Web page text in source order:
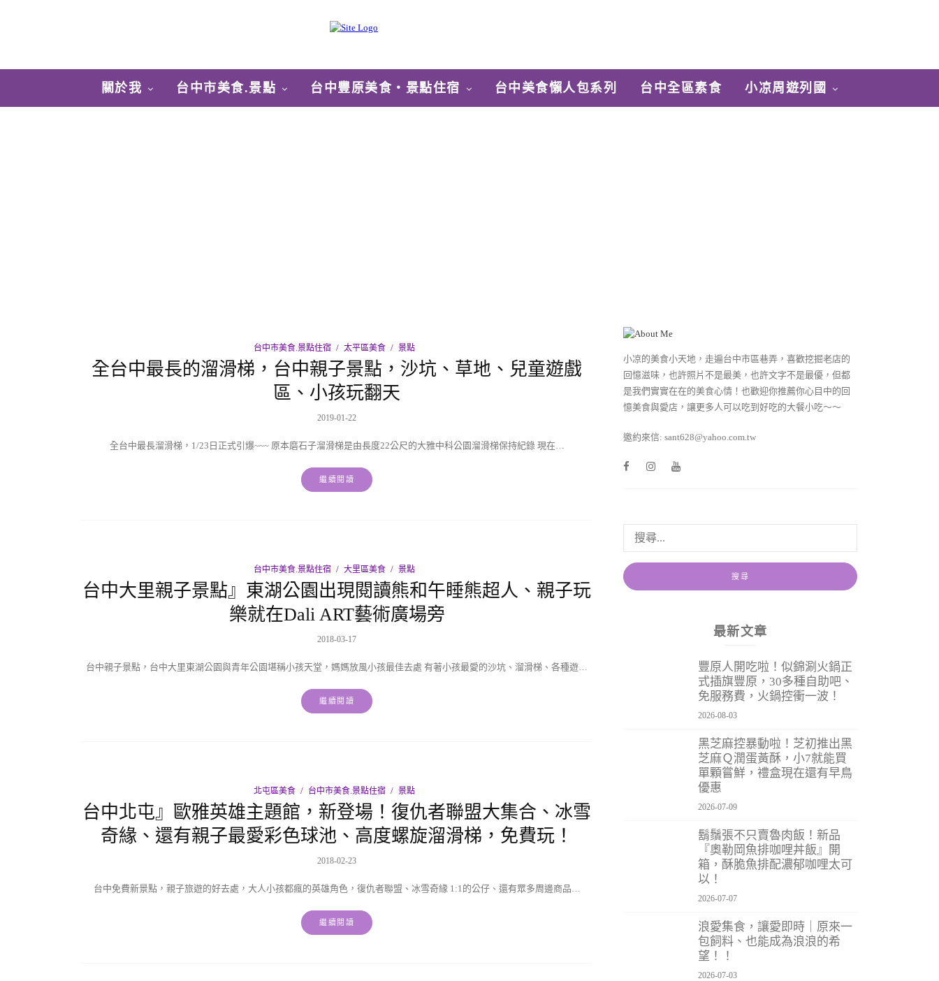
關於我 台中市美食.景點 台中豐原美食‧景點住宿 台中美食懶人包系列 台中全區素食 小凉周遊列國
台中市美食.景點住宿 太平區美食 景點
全台中最長的溜滑梯，台中親子景點，沙坑、草地、兒童遊戲
區、小孩玩翻天
2019-01-22
全台中最長溜滑梯，1/23日正式引爆~~~ 原本磨石子溜滑梯是由長度22公尺的大雅中科公園溜滑梯保持紀錄 現在…
繼續閱讀
台中市美食.景點住宿 大里區美食 景點
台中大里親子景點』東湖公園出現閱讀熊和午睡熊超人、親子玩
樂就在Dali ART藝術廣場旁
2018-03-17
台中親子景點，台中大里東湖公園與青年公園堪稱小孩天堂，媽媽放風小孩最佳去處 有著小孩最愛的沙坑、溜滑梯、各種遊…
繼續閱讀
北屯區美食 台中市美食.景點住宿 景點
台中北屯』歐雅英雄主題館，新登場！復仇者聯盟大集合、冰雪
奇緣、還有親子最愛彩色球池、高度螺旋溜滑梯，免費玩！
2018-02-23
台中免費新景點，親子旅遊的好去處，大人小孩都瘋的英雄角色，復仇者聯盟、冰雪奇緣 1:1的公仔、還有眾多周邊商品…
繼續閱讀
小凉的美食小天地，走遍台中市區巷弄，喜歡挖掘老店的
回憶滋味，也許照片不是最美，也許文字不是最優，但都
是我們實實在在的美食心情！也歡迎你推薦你心目中的回
憶美食與愛店，讓更多人可以吃到好吃的大餐小吃～～
邀約來信: sant628@yahoo.com.tw
最新文章
豐原人開吃啦！似錦涮火鍋正
式插旗豐原，30多種自助吧、
免服務費，火鍋控衝一波！
2026-08-03
黑芝麻控暴動啦！芝初推出黑
芝麻Ｑ潤蛋黃酥，小7就能買
單顆嘗鮮，禮盒現在還有早鳥
優惠
2026-07-09
鬍鬚張不只賣魯肉飯！新品
『奧勒岡魚排咖哩丼飯』開
箱，酥脆魚排配濃郁咖哩太可
以！
2026-07-07
浪愛集食，讓愛即時｜原來一
包飼料、也能成為浪浪的希
望！！
2026-07-03